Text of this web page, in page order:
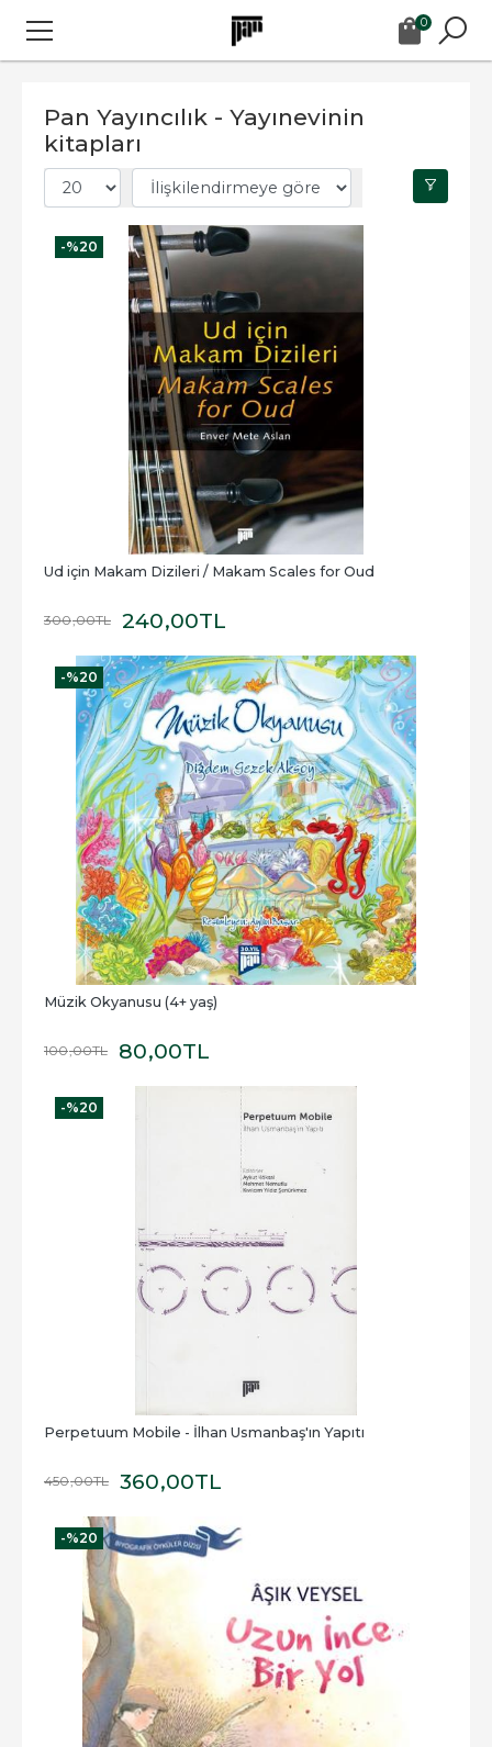
0
Pan Yayıncılık - Yayınevinin
kitapları
-%20
Ud için Makam Dizileri / Makam Scales for Oud
300,00TL 240,00TL
-%20
Müzik Okyanusu (4+ yaş)
100,00TL 80,00TL
-%20
Perpetuum Mobile - İlhan Usmanbaş'ın Yapıtı
450,00TL 360,00TL
-%20